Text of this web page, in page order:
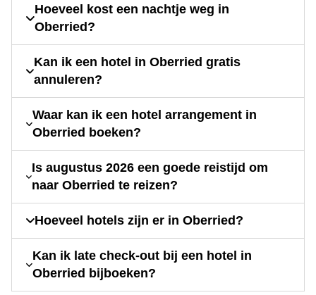
Hoeveel kost een nachtje weg in
Oberried?
Kan ik een hotel in Oberried gratis
annuleren?
Waar kan ik een hotel arrangement in
Oberried boeken?
Is augustus 2026 een goede reistijd om
naar Oberried te reizen?
Hoeveel hotels zijn er in Oberried?
Kan ik late check-out bij een hotel in
Oberried bijboeken?